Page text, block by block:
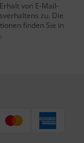
von E-Mail-
zu. Die
finden Sie in
.